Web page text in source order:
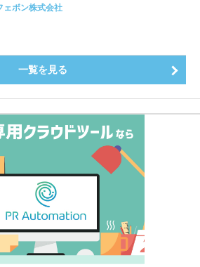
ぷりと。新作を含め、イチジク尽くしの全4種が
20日（木）スタート
ェボン株式会社
一覧を見る